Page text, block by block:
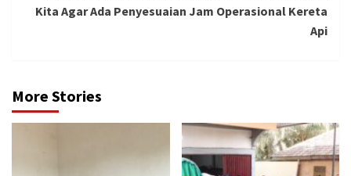
Kita Agar Ada Penyesuaian Jam Operasional Kereta
Api
More Stories